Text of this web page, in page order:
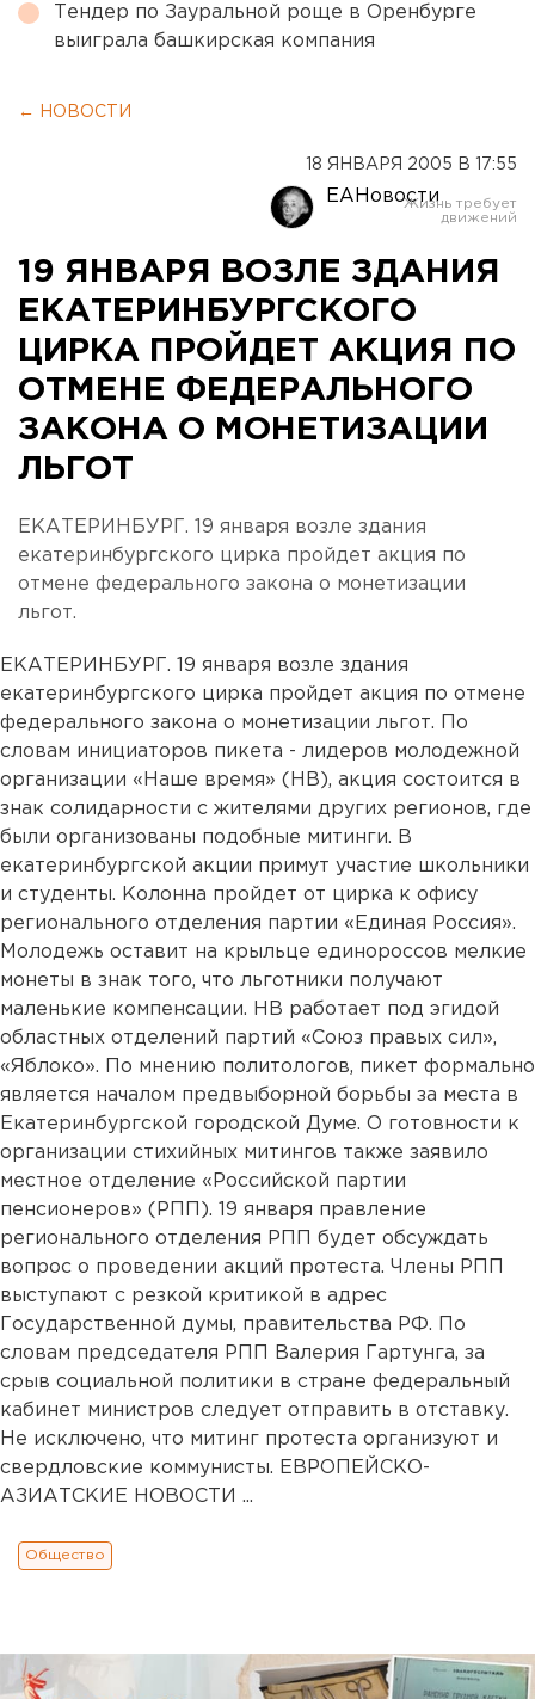
Тендер по Зауральной роще в Оренбурге
выиграла башкирская компания
← НОВОСТИ
18 ЯНВАРЯ 2005 В 17:55
ЕАНовости
19 ЯНВАРЯ ВОЗЛЕ ЗДАНИЯ
ЕКАТЕРИНБУРГСКОГО
ЦИРКА ПРОЙДЕТ АКЦИЯ ПО
ОТМЕНЕ ФЕДЕРАЛЬНОГО
ЗАКОНА О МОНЕТИЗАЦИИ
ЛЬГОТ
ЕКАТЕРИНБУРГ. 19 января возле здания
екатеринбургского цирка пройдет акция по
отмене федерального закона о монетизации
льгот.
ЕКАТЕРИНБУРГ. 19 января возле здания
екатеринбургского цирка пройдет акция по отмене
федерального закона о монетизации льгот. По
словам инициаторов пикета - лидеров молодежной
организации «Наше время» (НВ), акция состоится в
знак солидарности с жителями других регионов, где
были организованы подобные митинги. В
екатеринбургской акции примут участие школьники
и студенты. Колонна пройдет от цирка к офису
регионального отделения партии «Единая Россия».
Молодежь оставит на крыльце единороссов мелкие
монеты в знак того, что льготники получают
маленькие компенсации. НВ работает под эгидой
областных отделений партий «Союз правых сил»,
«Яблоко». По мнению политологов, пикет формально
является началом предвыборной борьбы за места в
Екатеринбургской городской Думе. О готовности к
организации стихийных митингов также заявило
местное отделение «Российской партии
пенсионеров» (РПП). 19 января правление
регионального отделения РПП будет обсуждать
вопрос о проведении акций протеста. Члены РПП
выступают с резкой критикой в адрес
Государственной думы, правительства РФ. По
словам председателя РПП Валерия Гартунга, за
срыв социальной политики в стране федеральный
кабинет министров следует отправить в отставку.
Не исключено, что митинг протеста организуют и
свердловские коммунисты. ЕВРОПЕЙСКО-
АЗИАТСКИЕ НОВОСТИ ...
Общество